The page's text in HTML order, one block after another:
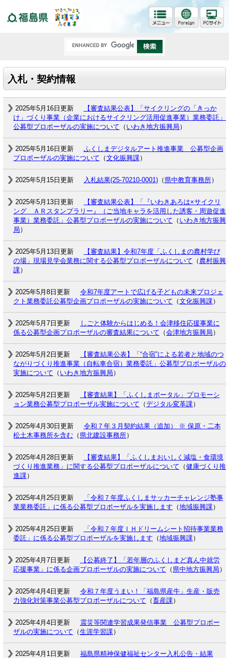
入札・契約情報
2025年5月16日更新
【審査結果公表】「サイクリングの「きっか
け」づくり事業（企業におけるサイクリング活用促進事業）業務委託」
公募型プロポーザルの実施について （ いわき地方振興局 ）
2025年5月16日更新
ふくしまデジタルアート推進事業 公募型企画
プロポーザルの実施について （文化振興課）
2025年5月15日更新 入札結果(25-70210-0001)（ 県中教育事務所）
2025年5月13日更新
【審査結果公表】「『いわきあろは×サイクリ
ング ＡＲスタンプラリー』（ご当地キャラを活用した誘客・周遊促進
事業）業務委託」公募型プロポーザルの実施について （ いわき地方振興
局 ）
2025年5月13日更新
【審査結果】令和7年度「ふくしまの農村学び
の場」現場見学会業務に関する公募型プロポーザルについて （ 農村振興
課）
2025年5月8日更新
令和7年度アートで広げる子どもの未来プロジェ
クト業務委託公募型企画プロポーザルの実施について （文化振興課）
2025年5月7日更新
しごと体験からはじめる！会津移住応援事業に
係る公募型企画プロポーザルの審査結果について （会津地方振興局 ）
2025年5月2日更新
【審査結果公表】「“合宿”による若者と地域のつ
ながりづくり推進事業（自転車合宿）業務委託」公募型プロポーザルの
実施について （ いわき地方振興局 ）
2025年5月2日更新
【審査結果】「ふくしまポータル」プロモーシ
ョン業務公募型プロポーザル実施について （デジタル変革課）
2025年4月30日更新
令和７年３月契約結果（追加） ※ 保原・二本
松土木事務所を含む （ 県北建設事務所）
2025年4月28日更新
【審査結果】「ふくしまおいしく減塩・食環境
づくり推進業務」に関する公募型プロポーザルについて （健康づくり推
進課）
2025年4月25日更新
「令和７年度ふくしまサッカーチャレンジ塾事
業業務委託」に係る公募型プロポーザルを実施します （地域振興課）
2025年4月25日更新
「令和７年度ＩＨドリームシート招待事業業務
委託」に係る公募型プロポーザルを実施します （地域振興課）
2025年4月7日更新
【公募終了】「若年層のふくしまど真ん中就労
応援事業」に係る企画プロポーザルの実施について （ 県中地方振興局 ）
2025年4月4日更新
令和７年度うまい！「福島県産牛」生産・販売
力強化対策事業公募型プロポーザルについて （畜産課）
2025年4月4日更新
震災等関連学習成果発信事業 公募型プロポー
ザルの実施について （生涯学習課）
2025年4月1日更新
福島県精神保健福祉センター入札公告・結果